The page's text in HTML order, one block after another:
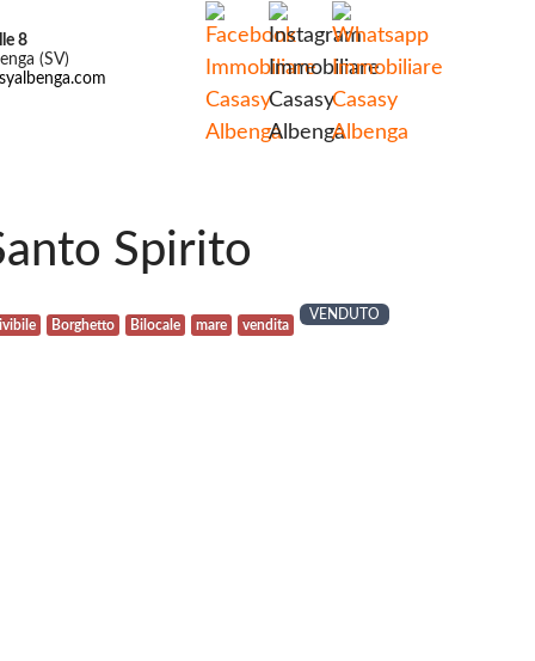
8
(SV)
Spirito
VENDUTO
Borghetto Bilocale mare vendita